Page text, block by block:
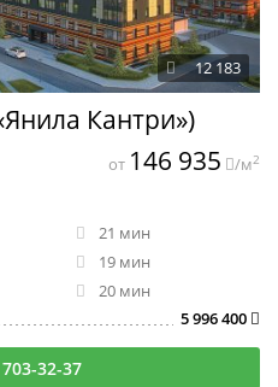
Кантри»)
12 183
21 мин
19 мин
20 мин
5 996 400
от 146 935 /м2
32-37